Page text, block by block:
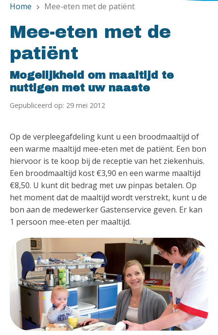
Home chevron_right Mee-eten met de patiënt
Mee-eten met de
patiënt
Mogelijkheid om maaltijd te
nuttigen met uw naaste
Gepubliceerd op: 29 mei 2012
Op de verpleegafdeling kunt u een broodmaaltijd of
een warme maaltijd mee-eten met de patiënt. Een bon
hiervoor is te koop bij de receptie van het ziekenhuis.
Een broodmaaltijd kost €3,90 en een warme maaltijd
€8,50. U kunt dit bedrag met uw pinpas betalen. Op
het moment dat de maaltijd wordt verstrekt, kunt u de
bon aan de medewerker Gastenservice geven. Er kan
1 persoon mee-eten per maaltijd.